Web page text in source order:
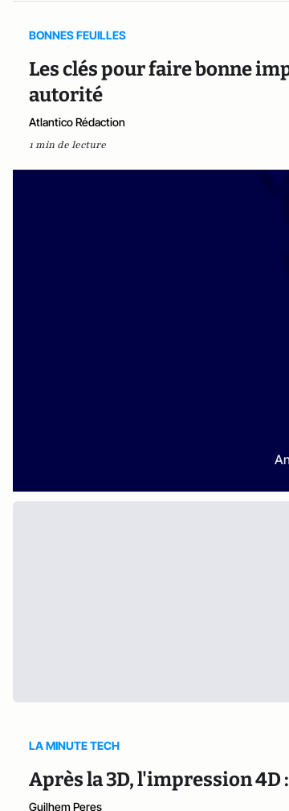
BONNES FEUILLES
Les clés pour faire bonne
autorité
Atlantico Rédaction
1 min de lecture
LA MINUTE TECH
Après la 3D, l'impression 4D
Guilhem Peres